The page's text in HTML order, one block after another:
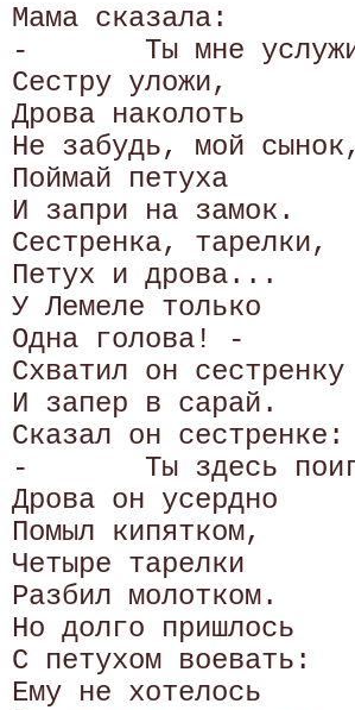
Мама сказала:
-	Ты мне услужи,
Сестру уложи,
Дрова наколоть
Не забудь, мой сынок,
Поймай петуха
И запри на замок.
Сестренка, тарелки,
Петух и дрова...
У Лемеле только
Одна голова! -
Схватил он сестренку
И запер в сарай.
Сказал он сестренке:
-	Ты здесь поиграй!
Дрова он усердно
Помыл кипятком,
Четыре тарелки
Разбил молотком.
Но долго пришлось
С петухом воевать:
Ему не хотелось